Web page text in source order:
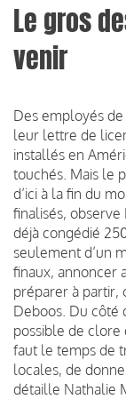
Le gros
venir
Des employés
leur lettre de
installés en
touchés. Mais le
d’ici à la fin du
finalisés, observe
déjà congédié
seulement d’un
finaux, annoncer
préparer à partir,
Deboos. Du côté
possible de clore
faut le temps de
locales, de
détaille Nathalie